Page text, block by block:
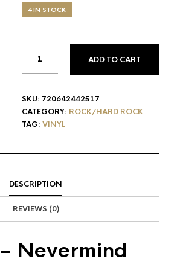
4 IN STOCK
ADD TO CART
SKU: 720642442517
CATEGORY: ROCK/HARD ROCK
TAG: VINYL
DESCRIPTION
REVIEWS (0)
‎– Nevermind